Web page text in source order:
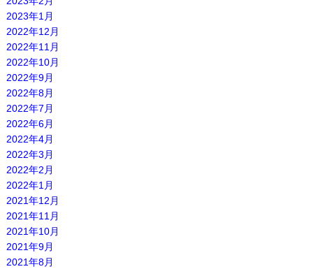
2023年1月
2022年12月
2022年11月
2022年10月
2022年9月
2022年8月
2022年7月
2022年6月
2022年4月
2022年3月
2022年2月
2022年1月
2021年12月
2021年11月
2021年10月
2021年9月
2021年8月